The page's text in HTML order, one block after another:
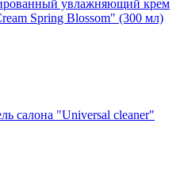
увлажняющий крем
Spring Blossom" (300 мл)
салона "Universal сleaner"